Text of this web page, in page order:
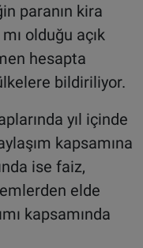
paranın kira
olduğu açık
hesapta
bildiriliyor.
yıl içinde
kapsamına
ise faiz,
elde
kapsamında